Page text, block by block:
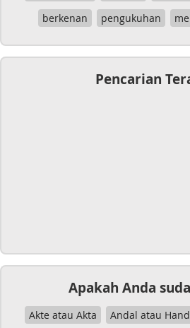
berkenan
pengukuhan
Pencarian
Apakah Anda
Akte atau Akta Andal atau